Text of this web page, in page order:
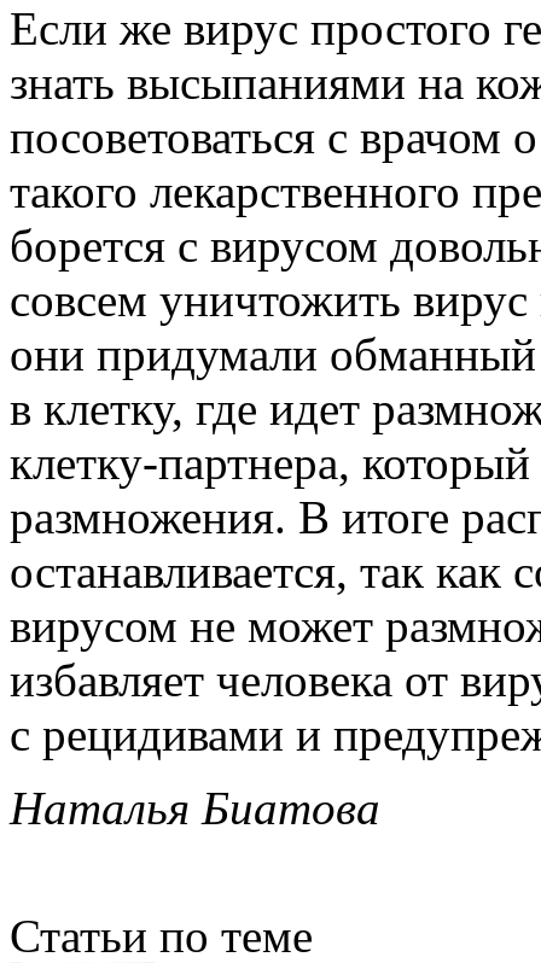
Если же вирус простого
знать высыпаниями на
посоветоваться с врачом
такого лекарственного
борется с вирусом
совсем уничтожить вирус
они придумали обманный
в клетку, где идет
клетку-партнера,
размножения. В итоге
останавливается, так как
вирусом не может
избавляет человека от
с рецидивами и
Наталья Биатова
Статьи по теме